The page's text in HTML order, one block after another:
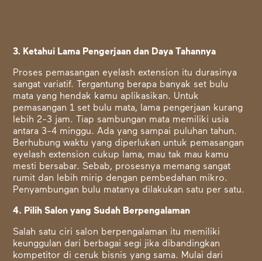
3. Ketahui Lama Pengerjaan dan Daya Tahannya
Proses pemasangan eyelash extension itu durasinya
sangat variatif. Tergantung berapa banyak set bulu
mata yang hendak kamu aplikasikan. Untuk
pemasangan 1 set bulu mata, lama pengerjaan kurang
lebih 2-3 jam. Tiap sambungan mata memiliki usia
antara 3-4 minggu. Ada yang sampai puluhan tahun.
Berhubung waktu yang diperlukan untuk pemasangan
eyelash extension cukup lama, mau tak mau kamu
mesti bersabar. Sebab, prosesnya memang sangat
rumit dan lebih mirip dengan pembedahan mikro.
Penyambungan bulu matanya dilakukan satu per satu.
4. Pilih Salon yang Sudah Berpengalaman
Salah satu ciri salon berpengalaman itu memiliki
keunggulan dari berbagai segi jika dibandingkan
kompetitor di ceruk bisnis yang sama. Mulai dari